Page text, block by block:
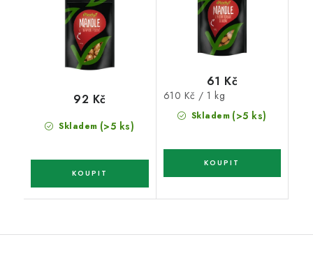
Skladem (>5 ks)
92 Kč
Skladem (>5 ks)
61 Kč
Měrná
cena:
610 Kč / 1 kg